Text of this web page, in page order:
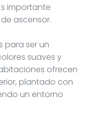
importante
ascensor.
para ser un
suaves y
ofrecen
plantado con
un entorno